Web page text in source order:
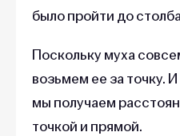
было пройти до
Поскольку муха
возьмем ее за точку.
мы получаем
точкой и прямой.